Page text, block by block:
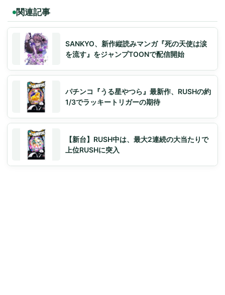
関連記事
SANKYO、新作縦読みマンガ『死の天使は涙
を流す』をジャンプTOONで配信開始
パチンコ『うる星やつら』最新作、RUSHの約
1/3でラッキートリガーの期待
【新台】RUSH中は、最大2連続の大当たりで
上位RUSHに突入